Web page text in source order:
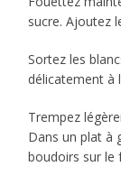
sucre. Ajoutez
Sortez les
délicatement à
Trempez
Dans un plat à
boudoirs sur le